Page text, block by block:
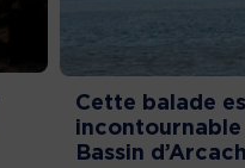
Cette balade
incontournable
Bassin